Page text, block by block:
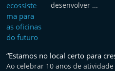
desenvolver ...
“Estamos no local certo para
Ao celebrar 10 anos de